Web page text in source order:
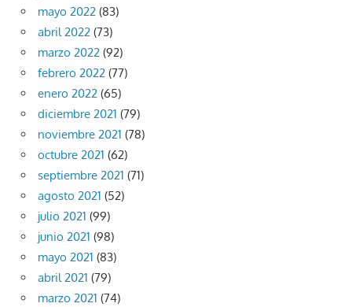
mayo 2022 (83)
abril 2022 (73)
marzo 2022 (92)
febrero 2022 (77)
enero 2022 (65)
diciembre 2021 (79)
noviembre 2021 (78)
octubre 2021 (62)
septiembre 2021 (71)
agosto 2021 (52)
julio 2021 (99)
junio 2021 (98)
mayo 2021 (83)
abril 2021 (79)
marzo 2021 (74)